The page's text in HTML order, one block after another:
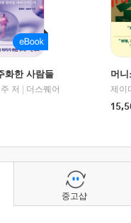
화한 사람들
저
더스퀘어
머
중고샵